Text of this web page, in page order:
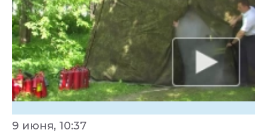
9 июня, 10:37